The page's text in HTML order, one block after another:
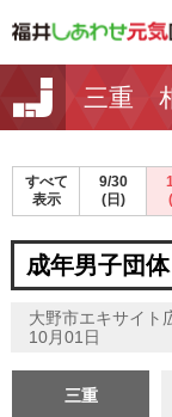
三重
すべて
表示
9/30
(日)
成年男子団
大野市エキサイト
10月01日
三重